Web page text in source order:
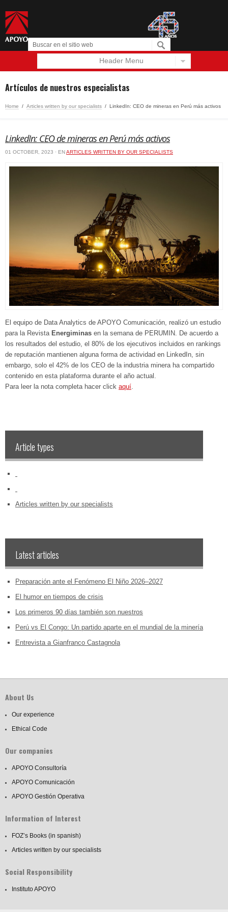
Header Menu
Artículos de nuestros especialistas
Home / Articles written by our specialists / LinkedIn: CEO de mineras en Perú más activos
LinkedIn: CEO de mineras en Perú más activos
01 OCTOBER, 2023 · ENARTICLES WRITTEN BY OUR SPECIALISTS
El equipo de Data Analytics de APOYO Comunicación, realizó un estudio
para la Revista Energiminas en la semana de PERUMIN. De acuerdo a
los resultados del estudio, el 80% de los ejecutivos incluidos en rankings
de reputación mantienen alguna forma de actividad en LinkedIn, sin
embargo, solo el 42% de los CEO de la industria minera ha compartido
contenido en esta plataforma durante el año actual.
Para leer la nota completa hacer click aquí.
Article types
Articles written by our specialists
Latest articles
Preparación ante el Fenómeno El Niño 2026–2027
El humor en tiempos de crisis
Los primeros 90 días también son nuestros
Perú vs El Congo: Un partido aparte en el mundial de la minería
Entrevista a Gianfranco Castagnola
About Us
Our experience
Ethical Code
Our companies
APOYO Consultoría
APOYO Comunicación
APOYO Gestión Operativa
Information of Interest
FOZ’s Books (in spanish)
Articles written by our specialists
Social Responsibility
Instituto APOYO